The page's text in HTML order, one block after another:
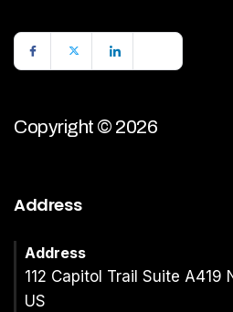
Copyright © 2026
Address
Address
112 Capitol Trail Suite A419
US